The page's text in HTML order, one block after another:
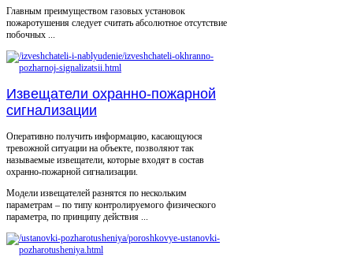
Главным преимуществом газовых установок
пожаротушения следует считать абсолютное отсутствие
побочных ...
Извещатели охранно-пожарной
сигнализации
Оперативно получить информацию, касающуюся
тревожной ситуации на объекте, позволяют так
называемые извещатели, которые входят в состав
охранно-пожарной сигнализации.
Модели извещателей разнятся по нескольким
параметрам – по типу контролируемого физического
параметра, по принципу действия ...